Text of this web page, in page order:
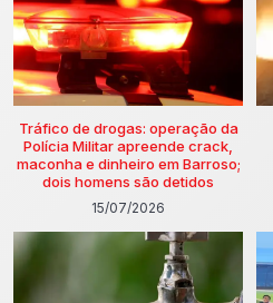
Tráfico de drogas: operação da
Polícia Militar apreende crack,
maconha e dinheiro em Barroso;
dois homens são detidos
15/07/2026